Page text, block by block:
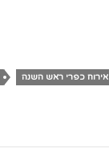
אירוח כפרי ראש השנה